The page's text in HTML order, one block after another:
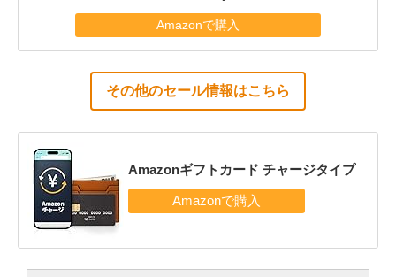
Amazonで購入
その他のセール情報はこちら
Amazonギフトカード チャージタイプ